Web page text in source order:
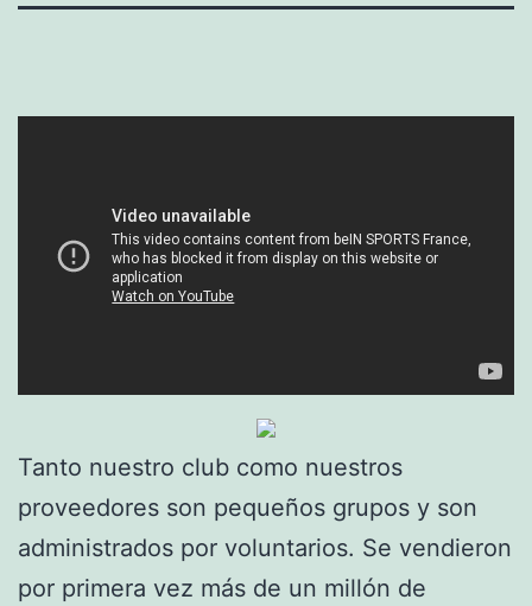
Tanto nuestro club como nuestros
proveedores son pequeños grupos y son
administrados por voluntarios. Se vendieron
por primera vez más de un millón de